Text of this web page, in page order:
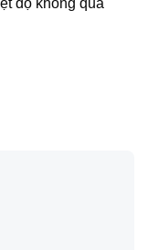
độ không quá